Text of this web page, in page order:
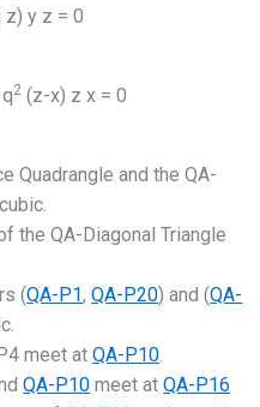
y z = 0
2(z-x) z x = 0
Quadrangle and the QA-
the QA-Diagonal Triangle
(QA-P1,QA-P20) and (QA-
meet atQA-P10
QA-P10 meet atQA-P16